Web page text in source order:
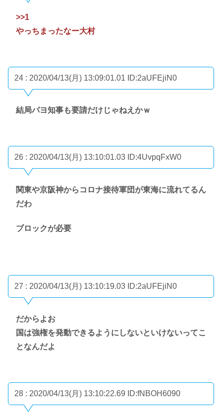
>>1
やっちまったなー大村
24 : 2020/04/13(月) 13:09:01.01 ID:2aUFEjiN0
結局パヨ知事も要請だけじゃねえかｗ
26 : 2020/04/13(月) 13:10:01.03 ID:4UvpqFxW0
関東や京阪神からコロナ接待軍団が東海に流れてるん
だわ
ブロックが必要
27 : 2020/04/13(月) 13:10:19.03 ID:2aUFEjiN0
だからよお
国は強権を発動できるようにしないといけないってこ
となんだよ
28 : 2020/04/13(月) 13:10:22.69 ID:fNBOH6090